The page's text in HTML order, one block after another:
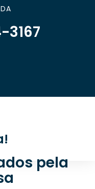
3167
pela